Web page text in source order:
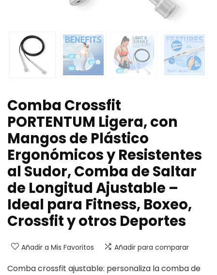
Comba Crossfit
PORTENTUM Ligera, con
Mangos de Plástico
Ergonómicos y Resistentes
al Sudor, Comba de Saltar
de Longitud Ajustable –
Ideal para Fitness, Boxeo,
Crossfit y otros Deportes
Añadir a Mis Favoritos Añadir para comparar
Comba crossfit ajustable: personaliza la comba de